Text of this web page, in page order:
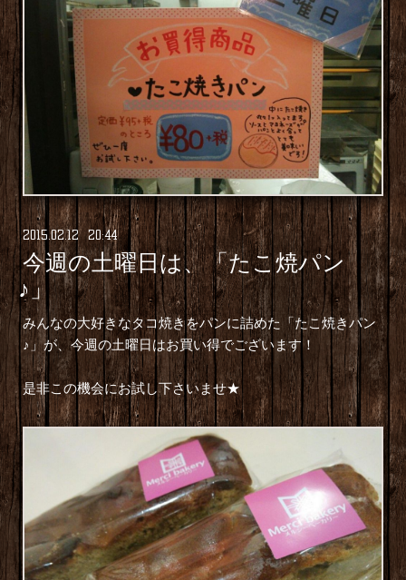
2015.02.12 20:44
今週の土曜日は、「たこ焼パン
♪」
みんなの大好きなタコ焼きをパンに詰めた「たこ焼きパン
♪」が、今週の土曜日はお買い得でございます！
是非この機会にお試し下さいませ★